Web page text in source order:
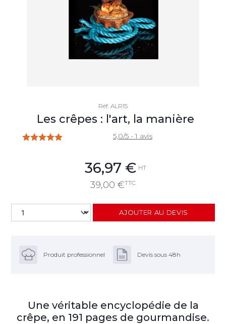
Réf. ALR15
Les crêpes : l'art, la manière
5,0/5 - 1 avis
36,97 € HT
39,00 €TTC
AJOUTER AU DEVIS
Produit professionnel Devis sous 48h
Une véritable encyclopédie de la
crêpe, en 191 pages de gourmandise.